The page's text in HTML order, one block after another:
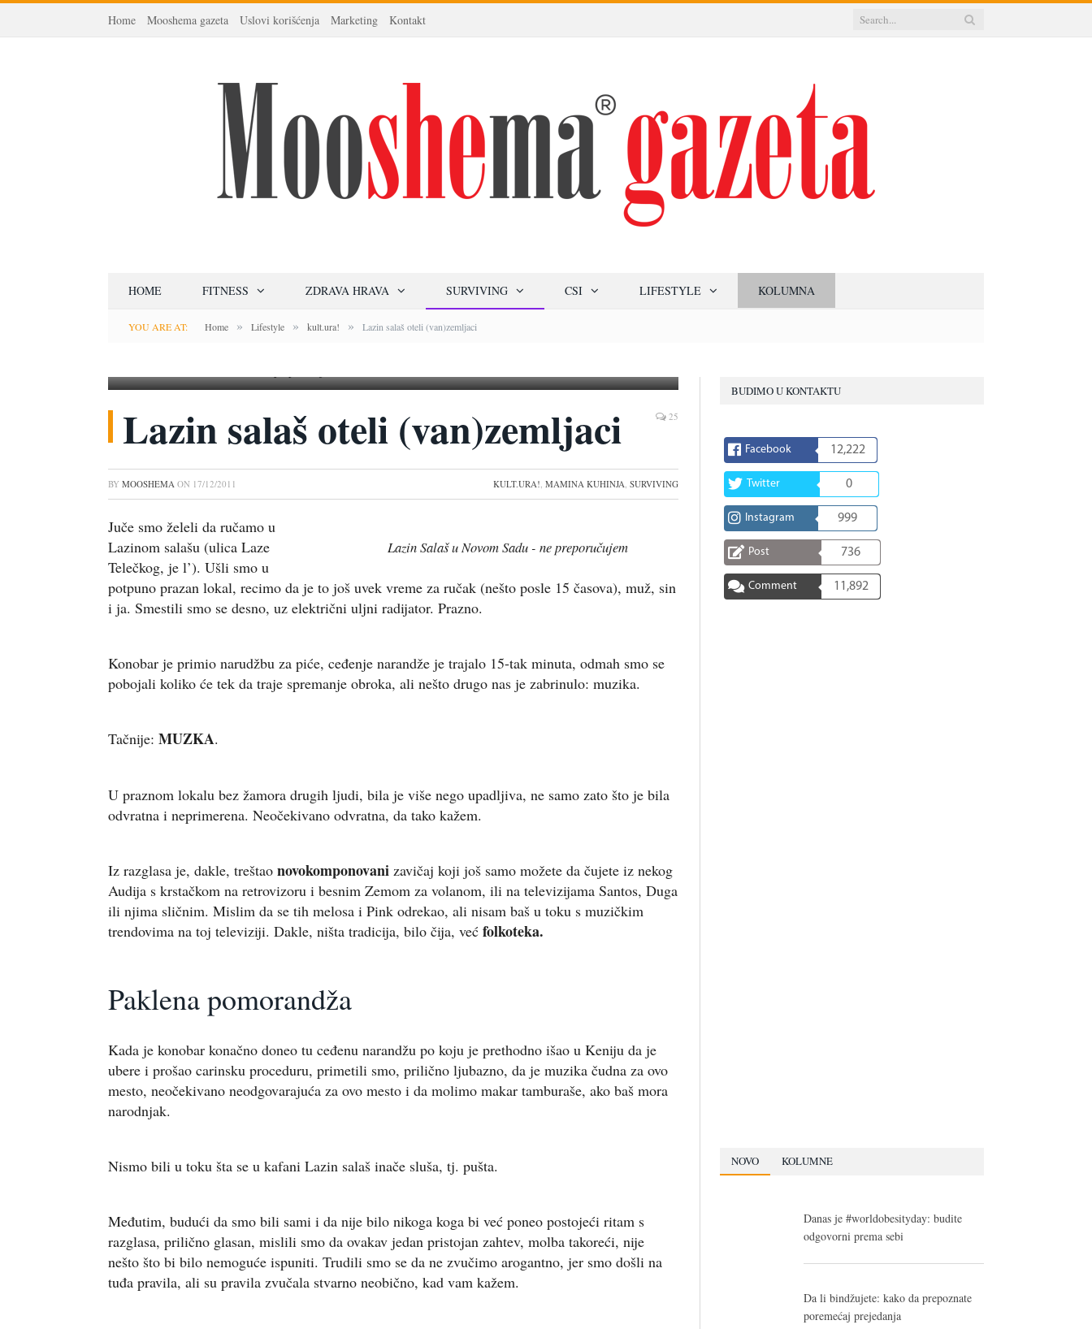
Home Mooshema gazeta Uslovi korišćenja Marketing Kontakt
HOME FITNESS ZDRAVA HRAVA SURVIVING CSI LIFESTYLE KOLUMNA
YOU ARE AT: Home » Lifestyle » kult.ura! » Lazin salaš oteli (van)zemljaci
Lazin salaš oteli (van)zemljaci 25
BY MOOSHEMA ON 17/12/2011 KULT.URA!, MAMINA KUHINJA, SURVIVING
Lazin Salaš u Novom Sadu - ne preporučujem
Juče smo želeli da ručamo u
Lazinom salašu (ulica Laze
Telečkog, je l’). Ušli smo u
potpuno prazan lokal, recimo da je to još uvek vreme za ručak (nešto posle 15 časova), muž, sin
i ja. Smestili smo se desno, uz električni uljni radijator. Prazno.
Konobar je primio narudžbu za piće, ceđenje narandže je trajalo 15-tak minuta, odmah smo se
pobojali koliko će tek da traje spremanje obroka, ali nešto drugo nas je zabrinulo: muzika.
Tačnije: MUZKA.
U praznom lokalu bez žamora drugih ljudi, bila je više nego upadljiva, ne samo zato što je bila
odvratna i neprimerena. Neočekivano odvratna, da tako kažem.
Iz razglasa je, dakle, treštao novokomponovani zavičaj koji još samo možete da čujete iz nekog
Audija s krstačkom na retrovizoru i besnim Zemom za volanom, ili na televizijama Santos, Duga
ili njima sličnim. Mislim da se tih melosa i Pink odrekao, ali nisam baš u toku s muzičkim
trendovima na toj televiziji. Dakle, ništa tradicija, bilo čija, već folkoteka.
Paklena pomorandža
Kada je konobar konačno doneo tu ceđenu narandžu po koju je prethodno išao u Keniju da je
ubere i prošao carinsku proceduru, primetili smo, prilično ljubazno, da je muzika čudna za ovo
mesto, neočekivano neodgovarajuća za ovo mesto i da molimo makar tamburaše, ako baš mora
narodnjak.
Nismo bili u toku šta se u kafani Lazin salaš inače sluša, tj. pušta.
Međutim, budući da smo bili sami i da nije bilo nikoga koga bi već poneo postojeći ritam s
razglasa, prilično glasan, mislili smo da ovakav jedan pristojan zahtev, molba takoreći, nije
nešto što bi bilo nemoguće ispuniti. Trudili smo se da ne zvučimo arogantno, jer smo došli na
tuđa pravila, ali su pravila zvučala stvarno neobično, kad vam kažem.
BUDIMO U KONTAKTU
Facebook 12,222
Twitter 0
Instagram 999
Post 736
Comment 11,892
NOVO KOLUMNE
Danas je #worldobesityday: budite
odgovorni prema sebi
Da li bindžujete: kako da prepoznate
poremećaj prejedanja